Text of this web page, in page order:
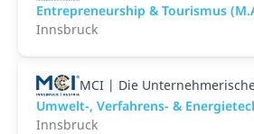
Entrepreneurship & Tourismus
Innsbruck
MCI | Die
Umwelt-, Verfahrens- &
Innsbruck